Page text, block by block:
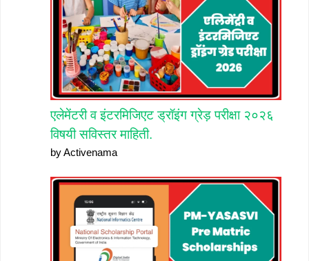
एलेमेंटरी व इंटरमिजिएट ड्रॉइंग ग्रेड़ परीक्षा २०२६
विषयी सविस्तर माहिती.
by Activenama